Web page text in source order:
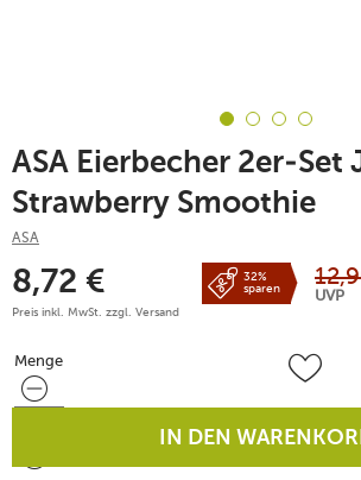
ASA Eierbecher 2er-Set
Strawberry Smoothie
ASA
8,72 €
Preis inkl. MwSt. zzgl. Versand
32%
sparen
UVP
Menge
Menge
IN DEN